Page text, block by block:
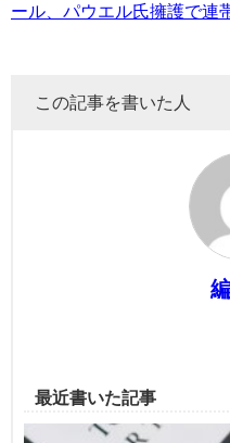
ール、パウエル氏擁護で連
この記事を書いた人
最近書いた記事